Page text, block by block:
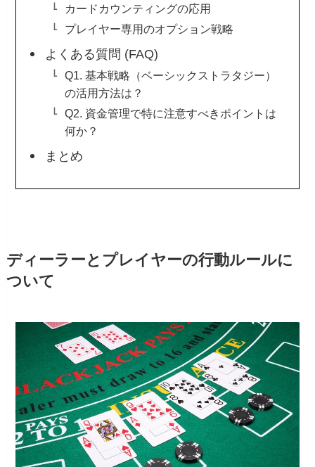
カードカウンティングの応用
プレイヤー専用のオプション戦略
よくある質問 (FAQ)
Q1. 基本戦略（ベーシックストラタジー）
の活用方法は？
Q2. 資金管理で特に注意すべきポイントは
何か？
まとめ
ディーラーとプレイヤーの行動ルールに
ついて